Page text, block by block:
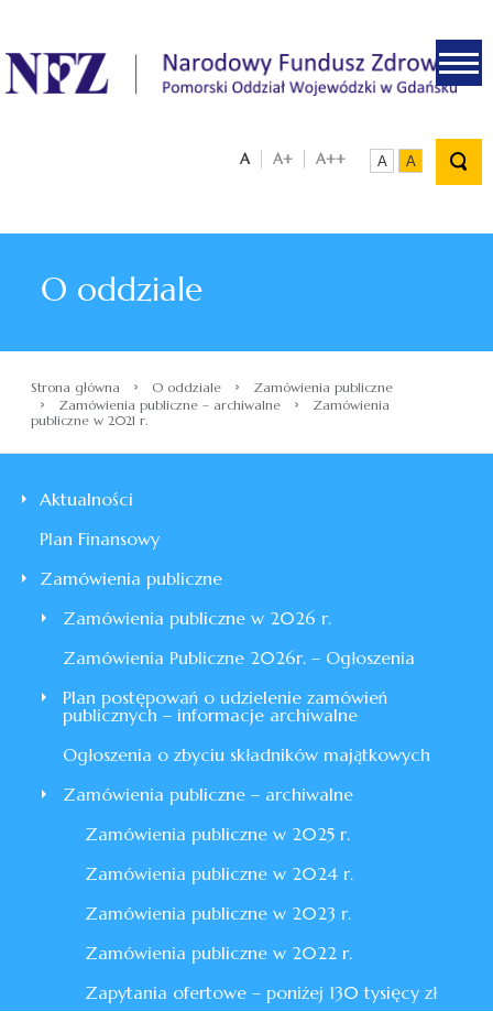
.
A A+ A++ A A
O oddziale
Strona główna › O oddziale › Zamówienia publiczne
› Zamówienia publiczne – archiwalne ›
Zamówienia
publiczne w 2021 r.
Aktualności
Plan Finansowy
Zamówienia publiczne
Zamówienia publiczne w 2026 r.
Zamówienia Publiczne 2026r. – Ogłoszenia
Plan postępowań o udzielenie zamówień
publicznych – informacje archiwalne
Ogłoszenia o zbyciu składników majątkowych
Zamówienia publiczne – archiwalne
Zamówienia publiczne w 2025 r.
Zamówienia publiczne w 2024 r.
Zamówienia publiczne w 2023 r.
Zamówienia publiczne w 2022 r.
Zapytania ofertowe – poniżej 130 tysięcy zł